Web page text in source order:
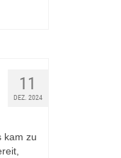
11
DEZ. 2024
kam zu